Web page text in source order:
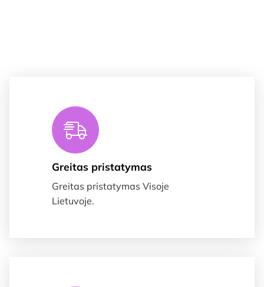
Greitas pristatymas
Greitas pristatymas Visoje
Lietuvoje.